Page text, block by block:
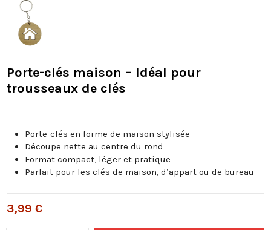
Porte-clés maison – Idéal pour
trousseaux de clés
Porte-clés en forme de maison stylisée
Découpe nette au centre du rond
Format compact, léger et pratique
Parfait pour les clés de maison, d’appart ou de bureau
3,99 €